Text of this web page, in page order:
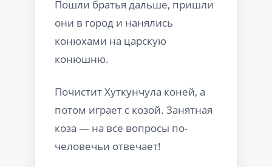
Пошли братья дальше, пришли
они в город и нанялись
конюхами на царскую
конюшню.
Почистит Хуткунчула коней, а
потом играет с козой. Занятная
коза — на все вопросы по-
человечьи отвечает!